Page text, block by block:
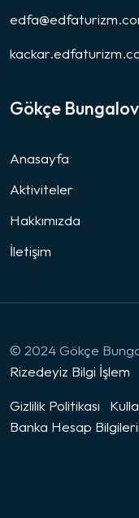
Gökçe
Anasayfa
Aktiviteler
Hakkımızda
İletişim
© 2024 Gökçe
Rizedeyiz Bilgi İşlem
Gizlilik Politikası
Banka Hesap